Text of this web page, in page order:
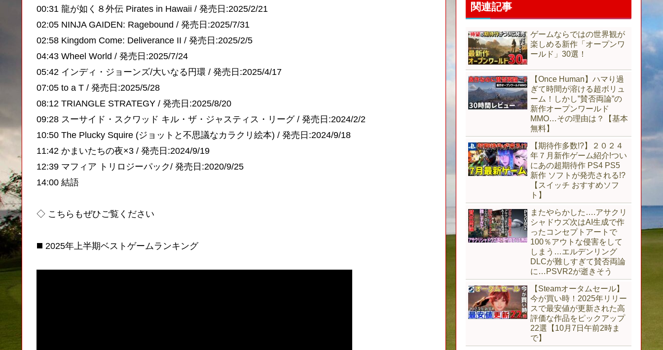
00:31 龍が如く８外伝 Pirates in Hawaii / 発売日:2025/2/21
02:05 NINJA GAIDEN: Ragebound / 発売日:2025/7/31
02:58 Kingdom Come: Deliverance II / 発売日:2025/2/5
04:43 Wheel World / 発売日:2025/7/24
05:42 インディ・ジョーンズ/大いなる円環 / 発売日:2025/4/17
07:05 to a T / 発売日:2025/5/28
08:12 TRIANGLE STRATEGY / 発売日:2025/8/20
09:28 スーサイド・スクワッド キル・ザ・ジャスティス・リーグ / 発売日:2024/2/2
10:50 The Plucky Squire (ジョットと不思議なカラクリ絵本) / 発売日:2024/9/18
11:42 かまいたちの夜×3 / 発売日:2024/9/19
12:39 マフィア トリロジーパック/ 発売日:2020/9/25
14:00 結語
◇ こちらもぜひご覧ください
◼️ 2025年上半期ベストゲームランキング
関連記事
ゲームならではの世界観が
楽しめる新作「オープンワ
ールド」30選！
【Once Human】ハマり過
ぎて時間が溶ける超ボリュ
ーム！しかし”賛否両論”の
新作オープンワールド
MMO…その理由は？【基本
無料】
【期待作多数!?】２０２４
年７月新作ゲーム紹介!つい
にあの超期待作 PS4 PS5
新作 ソフトが発売される!?
【スイッチ おすすめソフ
ト】
またやらかした….アサクリ
シャドウズ次はAI生成で作
ったコンセプトアートで
100％アウトな侵害をして
しまう…エルデンリング
DLCが難しすぎて賛否両論
に…PSVR2が逝きそう
【Steamオータムセール】
今が買い時！2025年リリー
スで最安値が更新された高
評価な作品をピックアップ
22選【10月7日午前2時ま
で】